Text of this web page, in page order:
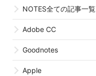
NOTES全ての記事一覧
Adobe CC
Goodnotes
Apple